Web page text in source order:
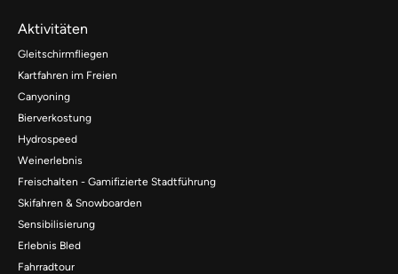
Aktivitäten
Gleitschirmfliegen
Kartfahren im Freien
Canyoning
Bierverkostung
Hydrospeed
Weinerlebnis
Freischalten - Gamifizierte Stadtführung
Skifahren & Snowboarden
Sensibilisierung
Erlebnis Bled
Fahrradtour